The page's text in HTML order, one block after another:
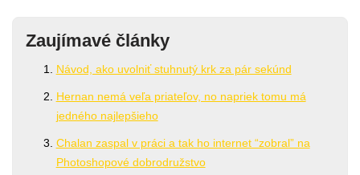
Zaujímavé články
Návod, ako uvolniť stuhnutý krk za pár sekúnd
Hernan nemá veľa priateľov, no napriek tomu má
jedného najlepšieho
Chalan zaspal v práci a tak ho internet “zobral” na
Photoshopové dobrodružstvo